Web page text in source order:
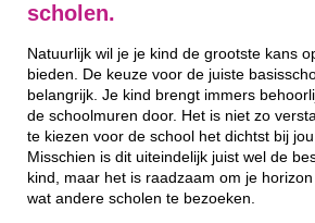
scholen.
Natuurlijk wil je je kind de grootste kans
bieden. De keuze voor de juiste
belangrijk. Je kind brengt immers
de schoolmuren door. Het is niet zo
te kiezen voor de school het dichtst bij
Misschien is dit uiteindelijk juist wel de
kind, maar het is raadzaam om je
wat andere scholen te bezoeken.